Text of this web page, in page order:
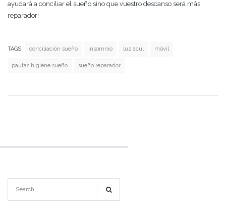
ayudará a conciliar el sueño sino que vuestro descanso será más
reparador!
TAGS: conciliación sueño insomnio luz acul móvil
pautas higiene sueño sueño reparador